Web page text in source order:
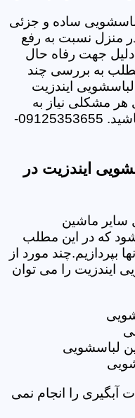
ساده و جزئی
منزل نسبت به رفع
دلیل جهت رفاه حال
به بررسی چند
ایندزیت
هر مشکلی نیاز به
حضور تکنسین در منزل نداشته باشید. 09125353655-
ایندزیت در
سایر ماشین
که در این مطلب
بپردازیم.چند مورد از
ایندزیت را می توان
لباسشویی
آبگیری را انجام نمی